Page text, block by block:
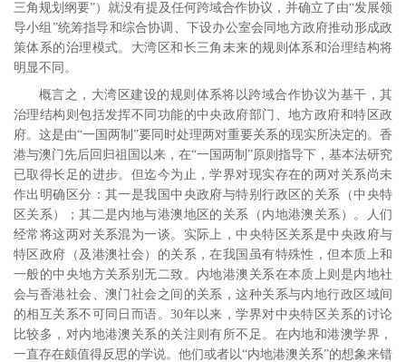
三角规划纲要”）就没有提及任何跨域合作协议，并确立了由“发展领
导小组”统筹指导和综合协调、下设办公室会同地方政府推动形成政
策体系的治理模式。大湾区和长三角未来的规则体系和治理结构将
明显不同。
概言之，大湾区建设的规则体系将以跨域合作协议为基干，其
治理结构则包括发挥不同功能的中央政府部门、地方政府和特区政
府。这是由“一国两制”要同时处理两对重要关系的现实所决定的。香
港与澳门先后回归祖国以来，在“一国两制”原则指导下，基本法研究
已取得长足的进步。但迄今为止，学界对现实存在的两对关系尚未
作出明确区分：其一是我国中央政府与特别行政区的关系（中央特
区关系）；其二是内地与港澳地区的关系（内地港澳关系）。人们
经常将这两对关系混为一谈。实际上，中央特区关系是中央政府与
特区政府（及港澳社会）的关系，在我国虽有特殊性，但本质上和
一般的中央地方关系别无二致。内地港澳关系在本质上则是内地社
会与香港社会、澳门社会之间的关系，这种关系与内地行政区域间
的相互关系不可同日而语。30年以来，学界对中央特区关系的讨论
比较多，对内地港澳关系的关注则有所不足。在内地和港澳学界，
一直存在颇值得反思的学说。他们或者以“内地港澳关系”的想象来错